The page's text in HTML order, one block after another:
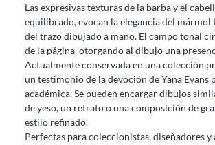
Las expresivas texturas de la barba y el
equilibrado, evocan la elegancia del
del trazo dibujado a mano. El campo tonal
de la página, otorgando al dibujo una
Actualmente conservada en una colección
un testimonio de la devoción de Yana Evans
académica. Se pueden encargar dibujos
de yeso, un retrato o una composición de
estilo refinado.
Perfectas para coleccionistas, diseñadores